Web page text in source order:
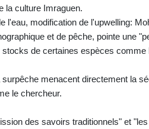
la culture Imraguen.
l'eau, modification de l'upwelling:
et de pêche, pointe une
de certaines espèces
menacent directement la
le chercheur.
des savoirs traditionnels" et